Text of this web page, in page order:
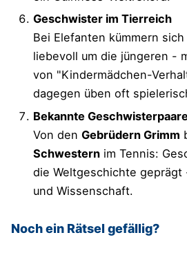
Geschwister im Tierreich
Bei Elefanten kümmern
liebevoll um die jüngeren -
von "Kindermädchen-
dagegen üben oft
Bekannte
Von den Gebrüdern Grimm
Schwestern im Tennis:
die Weltgeschichte
und Wissenschaft.
Noch ein Rätsel gefällig?